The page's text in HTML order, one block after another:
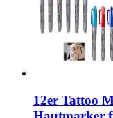
12er Tattoo